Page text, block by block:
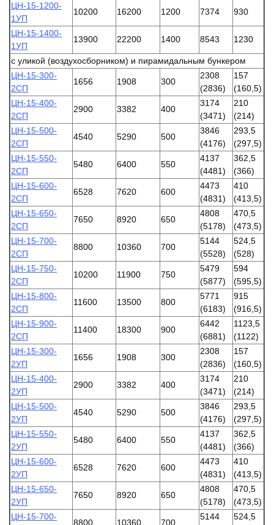
ЦН-15-1200-
1УП
10200 16200 1200 7374 930
ЦН-15-1400-
1УП
13900 22200 1400 8543 1230
с уликой (воздухосборником) и пирамидальным бункером
ЦН-15-300-
2СП
1656 1908 300
2308
(2836)
157
(160,5)
ЦН-15-400-
2СП
2900 3382 400
3174
(3471)
210
(214)
ЦН-15-500-
2СП
4540 5290 500
3846
(4176)
293,5
(297,5)
ЦН-15-550-
2СП
5480 6400 550
4137
(4481)
362,5
(366)
ЦН-15-600-
2СП
6528 7620 600
4473
(4831)
410
(413,5)
ЦН-15-650-
2СП
7650 8920 650
4808
(5178)
470,5
(473,5)
ЦН-15-700-
2СП
8800 10360 700
5144
(5528)
524,5
(528)
ЦН-15-750-
2СП
10200 11900 750
5479
(5877)
594
(595,5)
ЦН-15-800-
2СП
11600 13500 800
5771
(6183)
915
(916,5)
ЦН-15-900-
2СП
11400 18300 900
6442
(6881)
1123,5
(1122)
ЦН-15-300-
2УП
1656 1908 300
2308
(2836)
157
(160,5)
ЦН-15-400-
2УП
2900 3382 400
3174
(3471)
210
(214)
ЦН-15-500-
2УП
4540 5290 500
3846
(4176)
293,5
(297,5)
ЦН-15-550-
2УП
5480 6400 550
4137
(4481)
362,5
(366)
ЦН-15-600-
2УП
6528 7620 600
4473
(4831)
410
(413,5)
ЦН-15-650-
2УП
7650 8920 650
4808
(5178)
470,5
(473,5)
ЦН-15-700-
8800 10360 700
5144
524,5